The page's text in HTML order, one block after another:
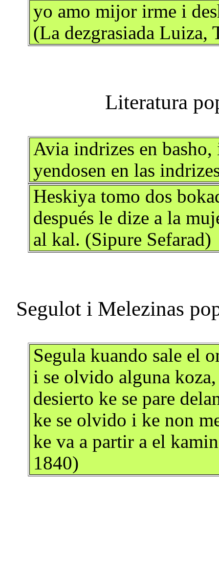
yo amo mijor irme i
(La dezgrasiada Luiza,
Avia indrizes en
yendosen en las
Heskiya tomo dos
después le dize a la
al kal. (Sipure Sefarad)
Segula kuando sale el
i se olvido alguna
desierto ke se pare
ke se olvido i ke non
ke va a partir a el
1840)